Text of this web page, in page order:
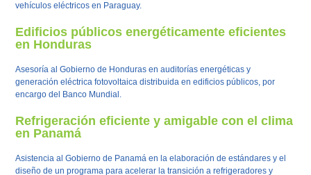
vehículos eléctricos en Paraguay.
Edificios públicos energéticamente eficientes
en Honduras
Asesoría al Gobierno de Honduras en auditorías energéticas y
generación eléctrica fotovoltaica distribuida en edificios públicos, por
encargo del Banco Mundial.
Refrigeración eficiente y amigable con el clima
en Panamá
Asistencia al Gobierno de Panamá en la elaboración de estándares y el
diseño de un programa para acelerar la transición a refrigeradores y